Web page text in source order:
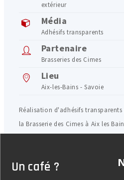
extérieur
Média
Adhésifs transparents
Partenaire
Brasseries des Cimes
Lieu
Aix-les-Bains - Savoie
Réalisation d'adhésifs
la Brasserie des Cimes à Aix les
Un café ?